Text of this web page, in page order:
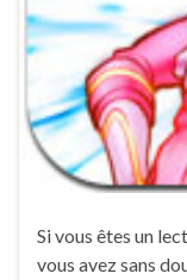
Si vous êtes un
vous avez sans